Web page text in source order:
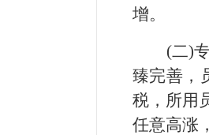
增。
(二)
臻完善，
税，所用
任意高涨